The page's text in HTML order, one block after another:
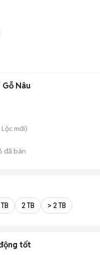
Nâu
mới)
đã bán
2 TB > 2 TB
tốt